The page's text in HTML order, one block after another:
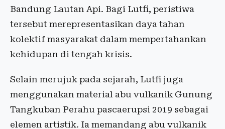
Bandung Lautan Api. Bagi Lutfi, peristiwa
tersebut merepresentasikan daya tahan
kolektif masyarakat dalam mempertahankan
kehidupan di tengah krisis.
Selain merujuk pada sejarah, Lutfi juga
menggunakan material abu vulkanik Gunung
Tangkuban Perahu pascaerupsi 2019 sebagai
elemen artistik. Ia memandang abu vulkanik